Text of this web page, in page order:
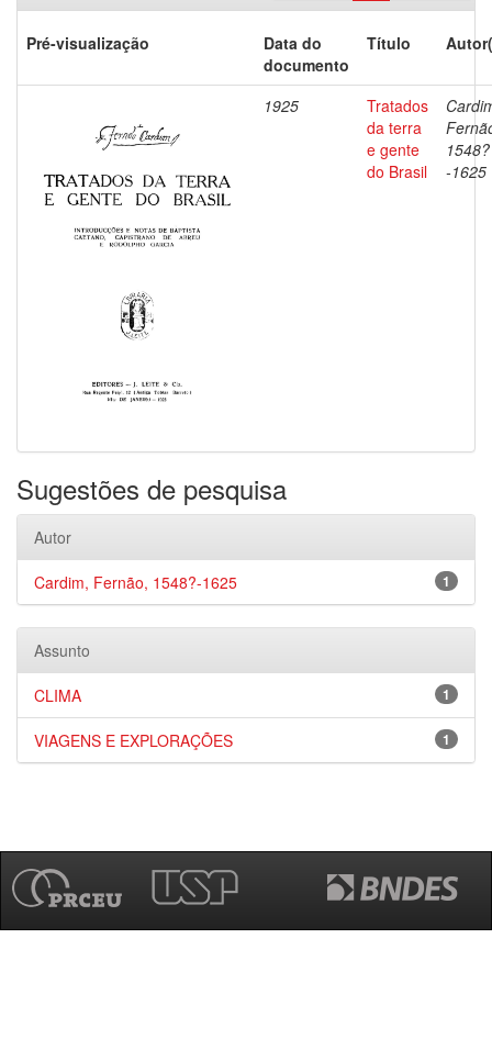
Pré-visualização
Data do
documento
Título
1925
Tratados
da terra
e gente
do Brasil
1548?
-1625
Sugestões de pesquisa
Autor
1
Cardim, Fernão, 1548?-1625
Assunto
1
CLIMA
1
VIAGENS E EXPLORAÇÕES